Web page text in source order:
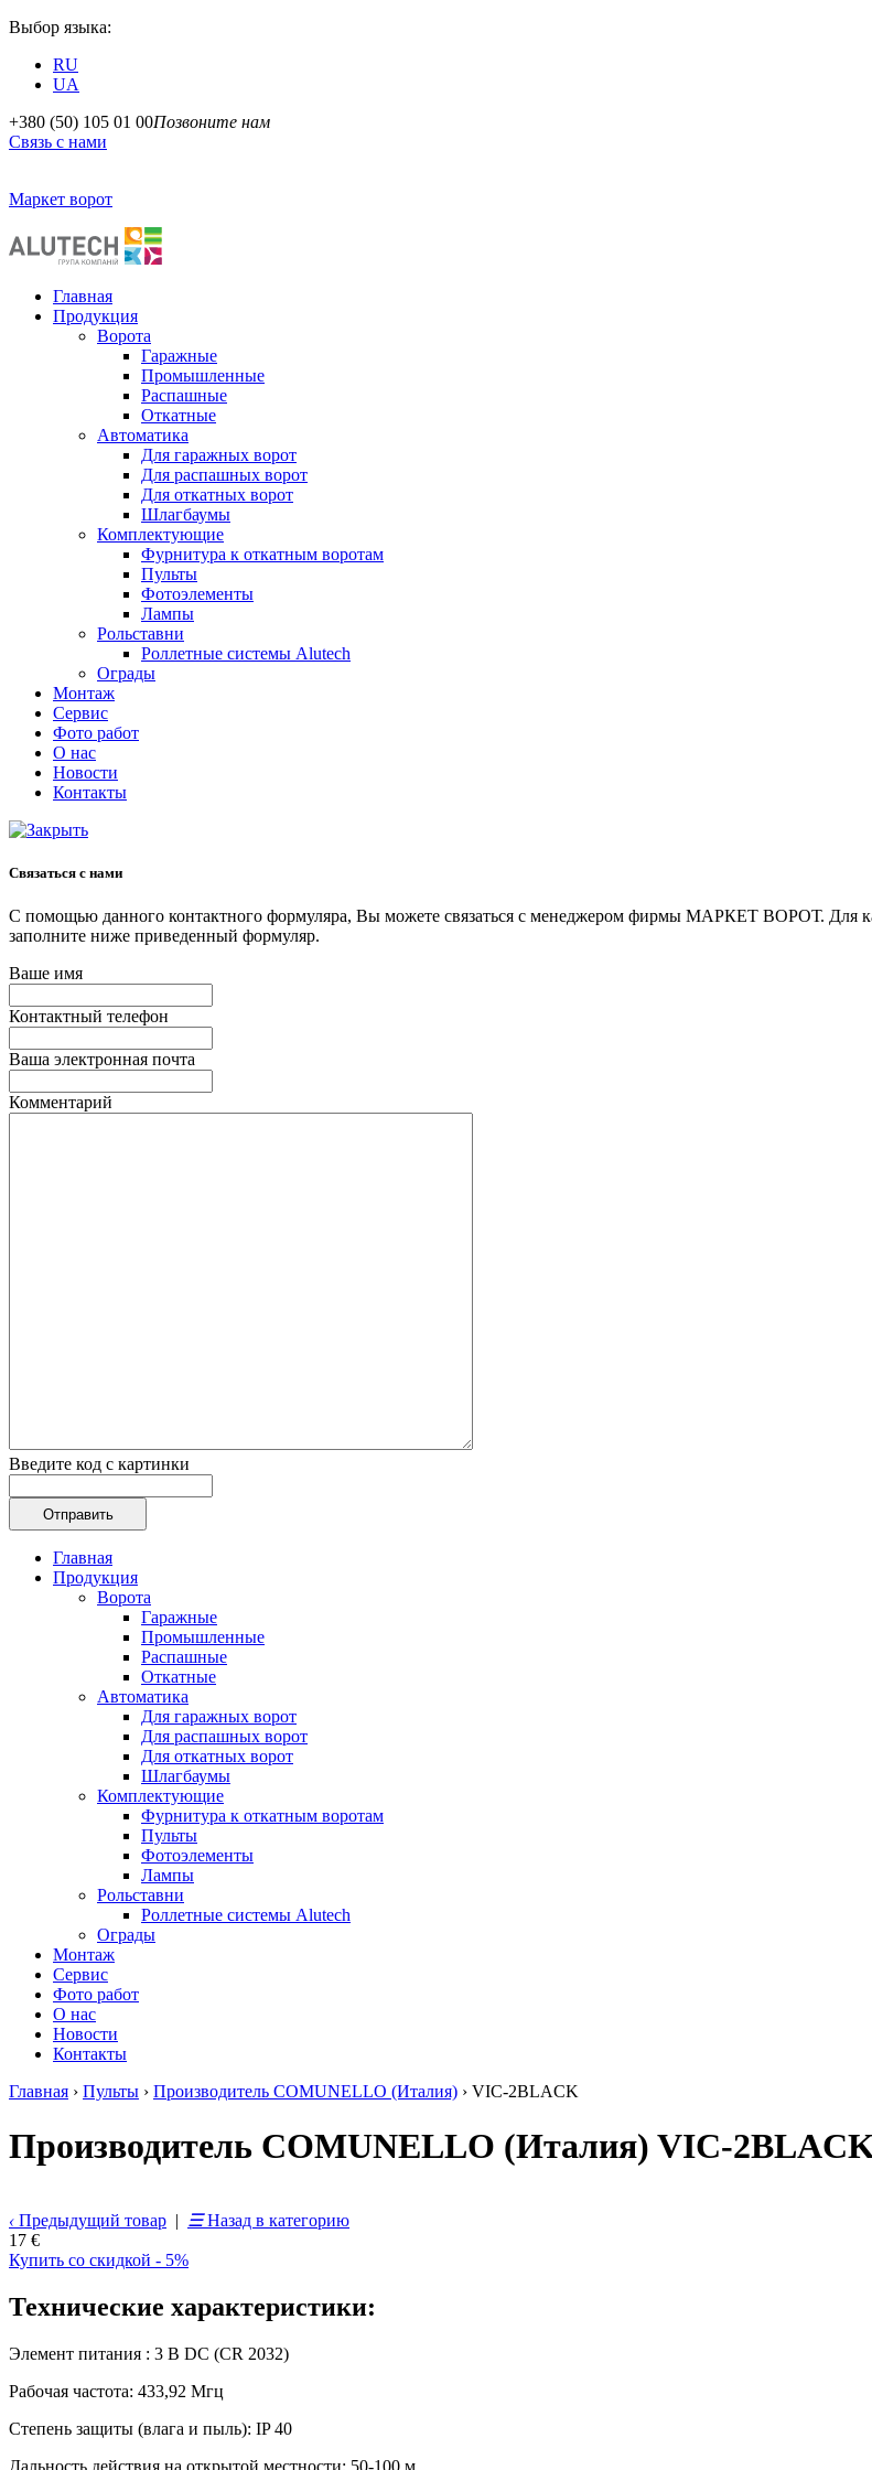
Выбор языка:
RU
UA
+380 (50) 105 01 00Позвоните нам
Связь с нами
Маркет ворот
Главная
Продукция
Ворота
Гаражные
Промышленные
Распашные
Откатные
Автоматика
Для гаражных ворот
Для распашных ворот
Для откатных ворот
Шлагбаумы
Комплектующие
Фурнитура к откатным воротам
Пульты
Фотоэлементы
Лампы
Рольставни
Роллетные системы Alutech
Ограды
Монтаж
Сервис
Фото работ
О нас
Новости
Контакты
Связаться с нами
С помощью данного контактного формуляра, Вы можете связаться с менеджером фирмы МАРКЕТ ВОРОТ. Для
заполните ниже приведенный формуляр.
Ваше имя
Контактный телефон
Ваша электронная почта
Комментарий
Введите код с картинки
Главная
Продукция
Ворота
Гаражные
Промышленные
Распашные
Откатные
Автоматика
Для гаражных ворот
Для распашных ворот
Для откатных ворот
Шлагбаумы
Комплектующие
Фурнитура к откатным воротам
Пульты
Фотоэлементы
Лампы
Рольставни
Роллетные системы Alutech
Ограды
Монтаж
Сервис
Фото работ
О нас
Новости
Контакты
Главная › Пульты › Производитель COMUNELLO (Италия) › VIC-2BLACK
Производитель COMUNELLO (Италия) VIC-
‹ Предыдущий товар | ☰Назад в категорию
17 €
Купить со скидкой - 5%
Технические характеристики:
Элемент питания : 3 В DC (CR 2032)
Рабочая частота: 433,92 Мгц
Степень защиты (влага и пыль): IP 40
Дальность действия на открытой местности: 50-100 м